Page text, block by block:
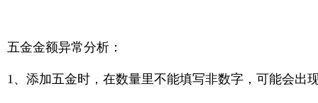
五金金额异常分析：
1、添加五金时，在数量里不能填写非数字，可能会出